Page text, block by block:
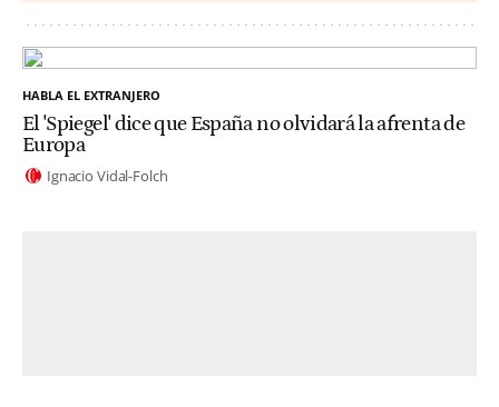
HABLA EL EXTRANJERO
El 'Spiegel' dice que España no olvidará la afrenta de
Europa
Ignacio Vidal-Folch